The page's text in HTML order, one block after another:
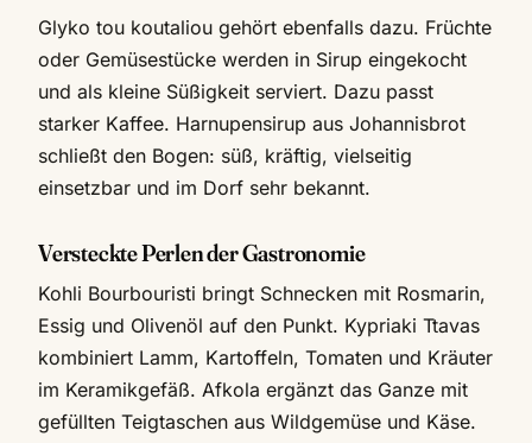
Glyko tou koutaliou gehört ebenfalls dazu. Früchte
oder Gemüsestücke werden in Sirup eingekocht
und als kleine Süßigkeit serviert. Dazu passt
starker Kaffee. Harnupensirup aus Johannisbrot
schließt den Bogen: süß, kräftig, vielseitig
einsetzbar und im Dorf sehr bekannt.
Versteckte Perlen der Gastronomie
Kohli Bourbouristi bringt Schnecken mit Rosmarin,
Essig und Olivenöl auf den Punkt. Kypriaki Ttavas
kombiniert Lamm, Kartoffeln, Tomaten und Kräuter
im Keramikgefäß. Afkola ergänzt das Ganze mit
gefüllten Teigtaschen aus Wildgemüse und Käse.